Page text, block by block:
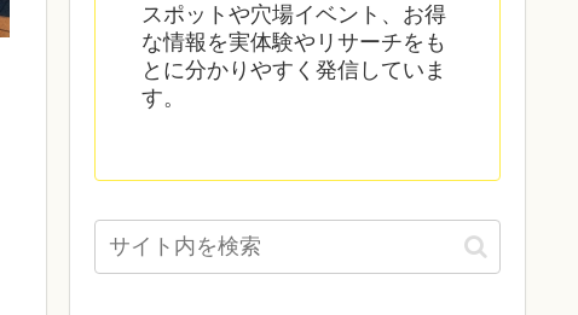
スポットや穴場イベント、お得
な情報を実体験やリサーチをも
とに分かりやすく発信していま
す。